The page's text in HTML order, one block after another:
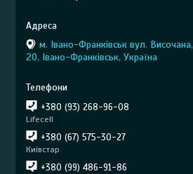
м. Івано-Франківськ вул. Височана,
20, Івано-Франківськ, Україна
+380 (93) 268-96-08
Lifecell
+380 (67) 575-30-27
Київстар
+380 (99) 486-91-86